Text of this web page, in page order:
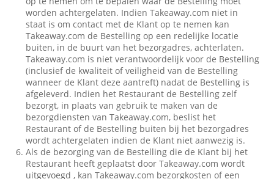
worden achtergelaten. Indien Takeaway.com niet in
staat is om contact met de Klant op te nemen kan
Takeaway.com de Bestelling op een redelijke locatie
buiten, in de buurt van het bezorgadres, achterlaten.
Takeaway.com is niet verantwoordelijk voor de Bestelling
(inclusief de kwaliteit of veiligheid van de Bestelling
wanneer de Klant deze aantreft) nadat de Bestelling is
afgeleverd. Indien het Restaurant de Bestelling zelf
bezorgt, in plaats van gebruik te maken van de
bezorgdiensten van Takeaway.com, beslist het
Restaurant of de Bestelling buiten bij het bezorgadres
wordt achtergelaten indien de Klant niet aanwezig is.
Als de bezorging van de Bestelling die de Klant bij het
Restaurant heeft geplaatst door Takeaway.com wordt
uitgevoegd , kan Takeaway.com bezorgkosten of een